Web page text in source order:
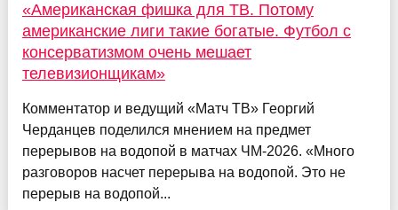
«Американская фишка для ТВ. Потому
американские лиги такие богатые. Футбол с
консерватизмом очень мешает
телевизионщикам»
Комментатор и ведущий «Матч ТВ» Георгий
Черданцев поделился мнением на предмет
перерывов на водопой в матчах ЧМ-2026. «Много
разговоров насчет перерыва на водопой. Это не
перерыв на водопой...